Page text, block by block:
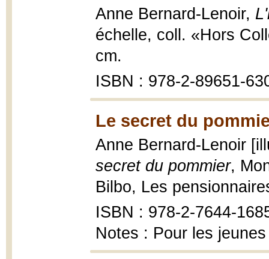
Anne Bernard-Lenoir,
échelle, coll. «Hors
cm.
ISBN : 978-2-89651-
Le secret du
Anne Bernard-Lenoir
secret du pommier,
Bilbo, Les
ISBN : 978-2-7644-
Notes : Pour les jeunes